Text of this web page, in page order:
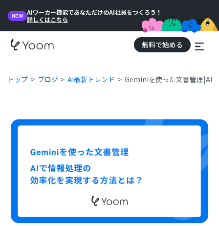
NEW
AIワーカー機能であなただけのAI社員をつくろう！
詳しくはこちら
無料で始める
トップ ブログ AI最新トレンド Geminiを使った文書管理|AI